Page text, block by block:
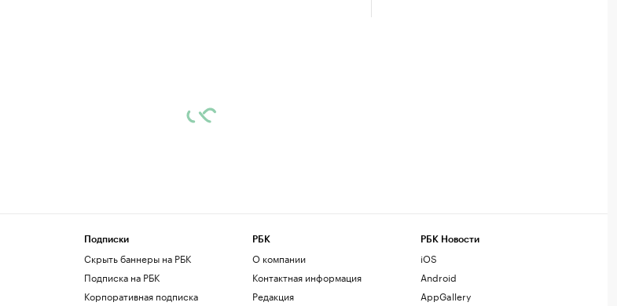
Подписки
Скрыть баннеры на РБК
Подписка на РБК
Корпоративная подписка
РБК
О компании
Контактная информация
Редакция
РБК Новости
iOS
Android
AppGallery